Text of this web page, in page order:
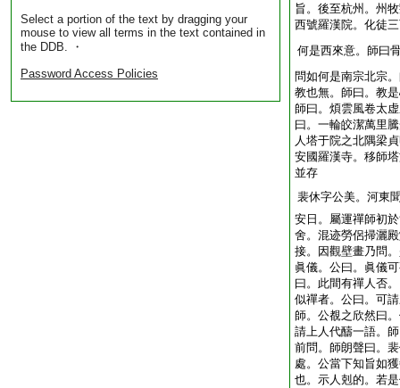
Select a portion of the text by dragging your
mouse to view all terms in the text contained in
the DDB. ・
Password Access Policies
旨。後至杭州。州
西號羅漢院。化徒
何是西來意。師曰
問如何是南宗北宗
教也無。師曰。教
師曰。煩雲風卷太
曰。一輪皎潔萬里
人塔于院之北隅梁
安國羅漢寺。移師
並存
裴休字公美。河東
安日。屬運禪師初
舍。混迹勞侶掃灑
接。因觀壁畫乃問
眞儀。公曰。眞儀
曰。此間有禪人否
似禪者。公曰。可
師。公覩之欣然曰
請上人代醻一語。
前問。師朗聲曰。
處。公當下知旨如
也。示人剋的。若